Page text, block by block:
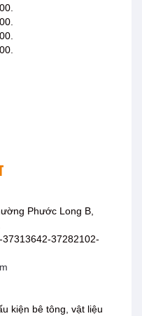
Phước Long B,
37282102-
kiện bê tông, vật liệu